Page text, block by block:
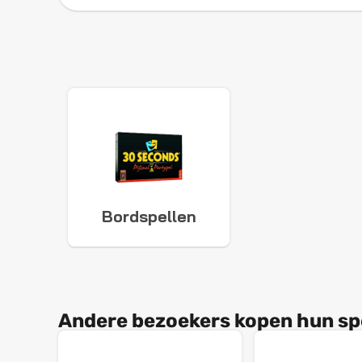
Bordspellen
Andere bezoekers kopen hun